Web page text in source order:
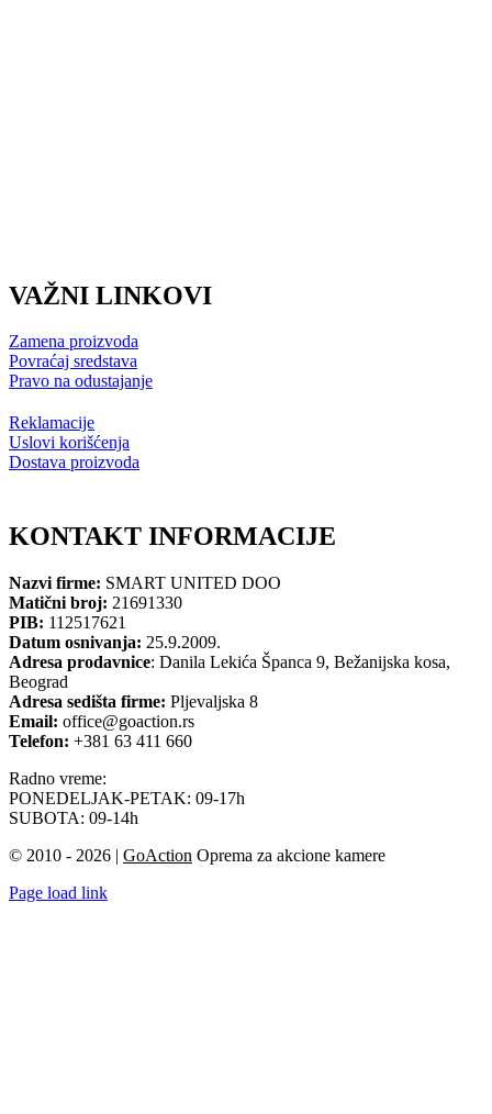
VAŽNI LINKOVI
Zamena proizvoda
Povraćaj sredstava
Pravo na odustajanje
Reklamacije
Uslovi korišćenja
Dostava proizvoda
KONTAKT INFORMACIJE
Nazvi firme: SMART UNITED DOO
Matični broj: 21691330
PIB: 112517621
Datum osnivanja: 25.9.2009.
Adresa prodavnice: Danila Lekića Španca 9, Bežanijska kosa,
Beograd
Adresa sedišta firme: Pljevaljska 8
Email: office@goaction.rs
Telefon: +381 63 411 660
Radno vreme:
PONEDELJAK-PETAK: 09-17h
SUBOTA: 09-14h
© 2010 - 2026 | GoAction Oprema za akcione kamere
Page load link